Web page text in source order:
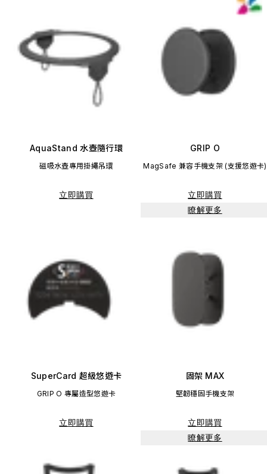
AquaStand 水壺隨行環
磁吸水壺專用掛繩吊環
立即購買
GRIP O
MagSafe 兼容手機支架 (支援悠遊卡)
立即購買
瞭解更多
SuperCard 超級悠遊卡
GRIP O 專屬造型悠遊卡
立即購買
固架 MAX
堅韌穩固手機支架
立即購買
瞭解更多